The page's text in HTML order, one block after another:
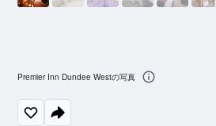
Premier Inn Dundee Westの写真